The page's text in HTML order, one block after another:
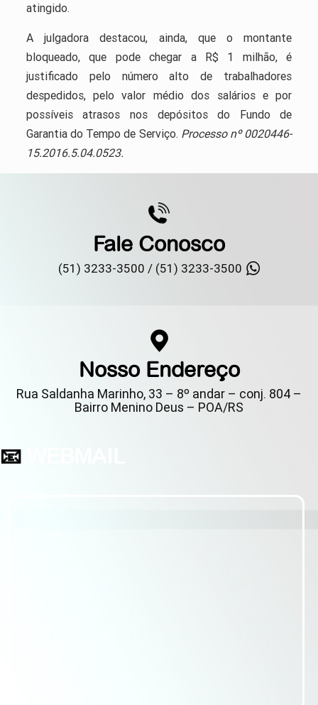
atingido.
A julgadora destacou, ainda, que o montante
bloqueado, que pode chegar a R$ 1 milhão, é
justificado pelo número alto de trabalhadores
despedidos, pelo valor médio dos salários e por
possíveis atrasos nos depósitos do Fundo de
Garantia do Tempo de Serviço. Processo nº 0020446-
15.2016.5.04.0523.
Fale Conosco
(51) 3233-3500 / (51) 3233-3500
Nosso Endereço
Rua Saldanha Marinho, 33 – 8º andar – conj. 804 –
Bairro Menino Deus – POA/RS
📧